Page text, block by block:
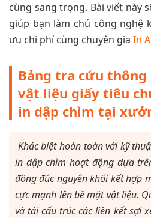
cùng sang trọng. Bài viết này
giúp bạn làm chủ công nghệ
ưu chi phí cùng chuyên gia In
Bảng tra cứu
vật liệu giấy tiêu
in dập chìm tại
Khác biệt hoàn toàn với kỹ
in dập chìm hoạt động dựa
đồng đúc nguyên khối kết hợp
cực mạnh lên bề mặt vật liệu.
và tái cấu trúc các liên kết sợi